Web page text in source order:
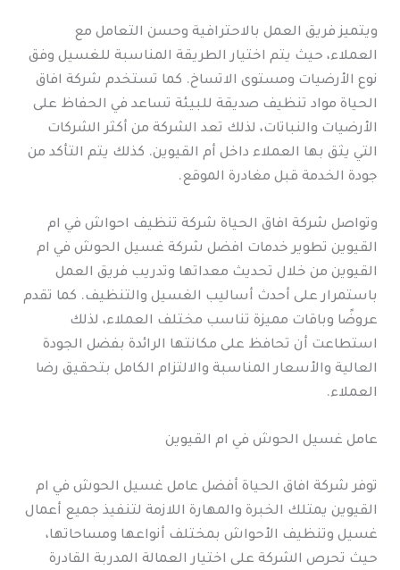
ويتميز فريق العمل بالاحترافية وحسن التعامل مع
العملاء، حيث يتم اختيار الطريقة المناسبة للغسيل وفق
نوع الأرضيات ومستوى الاتساخ. كما تستخدم شركة افاق
الحياة مواد تنظيف صديقة للبيئة تساعد في الحفاظ على
الأرضيات والنباتات، لذلك تعد الشركة من أكثر الشركات
التي يثق بها العملاء داخل أم القيوين. كذلك يتم التأكد من
جودة الخدمة قبل مغادرة الموقع.
وتواصل شركة افاق الحياة شركة تنظيف احواش في ام
القيوين تطوير خدمات افضل شركة غسيل الحوش في ام
القيوين من خلال تحديث معداتها وتدريب فريق العمل
باستمرار على أحدث أساليب الغسيل والتنظيف. كما تقدم
عروضًا وباقات مميزة تناسب مختلف العملاء، لذلك
استطاعت أن تحافظ على مكانتها الرائدة بفضل الجودة
العالية والأسعار المناسبة والالتزام الكامل بتحقيق رضا
العملاء.
عامل غسيل الحوش في ام القيوين
توفر شركة افاق الحياة أفضل عامل غسيل الحوش في ام
القيوين يمتلك الخبرة والمهارة اللازمة لتنفيذ جميع أعمال
غسيل وتنظيف الأحواش بمختلف أنواعها ومساحاتها،
حيث تحرص الشركة على اختيار العمالة المدربة القادرة